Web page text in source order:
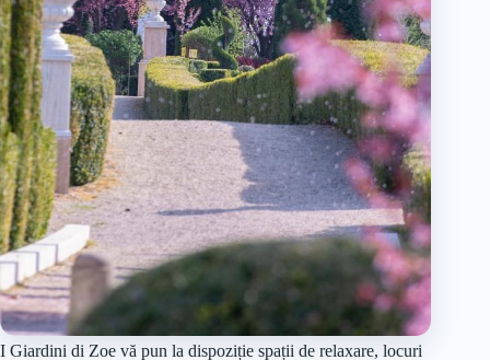
I Giardini di Zoe vă pun la dispoziție spații de relaxare, locuri